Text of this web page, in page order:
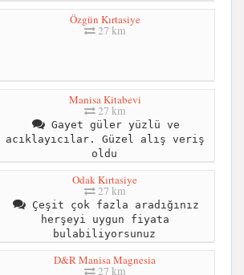
Özgün Kırtasiye
27 km
Manisa Kitabevi
27 km
Gayet güler yüzlü ve
acıklayıcılar. Güzel alış veriş
oldu
Odak Kırtasiye
27 km
Çeşit çok fazla aradığınız
herşeyi uygun fiyata
bulabiliyorsunuz
D&R Manisa Magnesia
27 km